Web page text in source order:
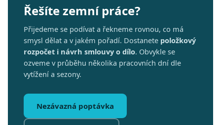
Řešíte zemní práce?
Přijedeme se podívat a řekneme rovnou, co má
smysl dělat a v jakém pořadí. Dostanete položkový
rozpočet i návrh smlouvy o dílo. Obvykle se
ozveme v průběhu několika pracovních dní dle
vytížení a sezony.
Nezávazná poptávka